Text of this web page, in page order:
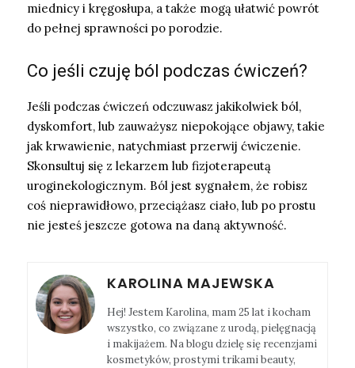
miednicy i kręgosłupa, a także mogą ułatwić powrót
do pełnej sprawności po porodzie.
Co jeśli czuję ból podczas ćwiczeń?
Jeśli podczas ćwiczeń odczuwasz jakikolwiek ból,
dyskomfort, lub zauważysz niepokojące objawy, takie
jak krwawienie, natychmiast przerwij ćwiczenie.
Skonsultuj się z lekarzem lub fizjoterapeutą
uroginekologicznym. Ból jest sygnałem, że robisz
coś nieprawidłowo, przeciążasz ciało, lub po prostu
nie jesteś jeszcze gotowa na daną aktywność.
KAROLINA MAJEWSKA
Hej! Jestem Karolina, mam 25 lat i kocham
wszystko, co związane z urodą, pielęgnacją
i makijażem. Na blogu dzielę się recenzjami
kosmetyków, prostymi trikami beauty,